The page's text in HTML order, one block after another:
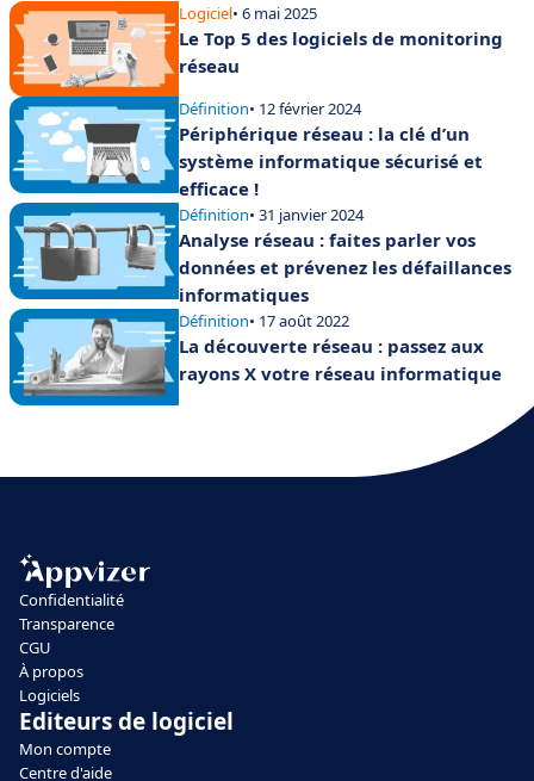
Logiciel• 6 mai 2025
Le Top 5 des logiciels de monitoring
réseau
Définition• 12 février 2024
Périphérique réseau : la clé d’un
système informatique sécurisé et
efficace !
Définition• 31 janvier 2024
Analyse réseau : faites parler vos
données et prévenez les défaillances
informatiques
Définition• 17 août 2022
La découverte réseau : passez aux
rayons X votre réseau informatique
Confidentialité
Transparence
CGU
À propos
Logiciels
Editeurs de logiciel
Mon compte
Centre d'aide